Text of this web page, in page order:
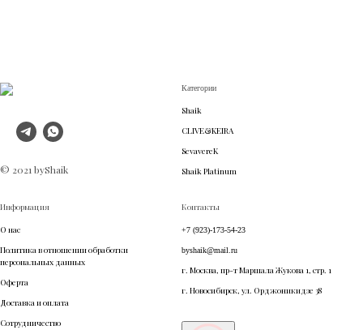
© 2021 byShaik
Категории
Shaik
CLIVE&KEIRA
SevavereK
Shaik Platinum
Информация
О нас
Политика в отношении обработки
персональных данных
Оферта
Доставка и оплата
Сотрудничество
Контакты
+7 (923)-173-54-23
byshaik@mail.ru
г. Москва, пр-т Маршала Жукова 1, стр. 1
г. Новосибирск, ул. Орджоникидзе 38